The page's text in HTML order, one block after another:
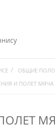
ОБЩИЕ
И ПОЛЕТ МЯЧА